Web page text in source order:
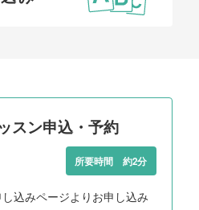
スン申込・予約
所要時間 約2分
込みページよりお申し込み